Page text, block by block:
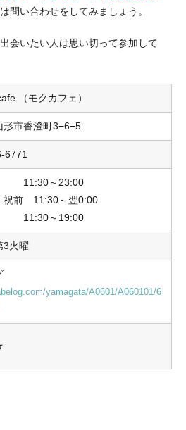
問い合わせをしてみましょう。
会いたい人は思い切って参加して
（モクカフェ）
形市香澄町3−6−5
6771
～23:00
祝前 11:30～翌0:00
～19:00
3火曜
yamagata/A0601/A060101/6